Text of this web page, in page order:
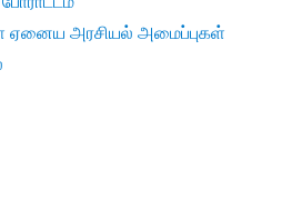
அரசியல் அமைப்புகள்